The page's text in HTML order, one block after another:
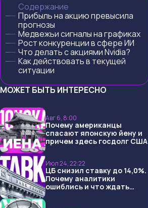
Содержание
Прибыль на акцию превысила
прогнозы
Медвежьи сигналы на графиках
Рост конкуренции в сфере ИИ
Что делать с акциями Nvidia?
Как действовать в текущей
ситуации
МОЖЕТ БЫТЬ ИНТЕРЕСНО
Авг 6, 8:00
Почему американцы
спасают японскую йену и
причем здесь госдолг США
Июл 24, 22:22
ЦБ снизил ставку до 14,0%.
Почему аналитики
ошиблись и что ждать